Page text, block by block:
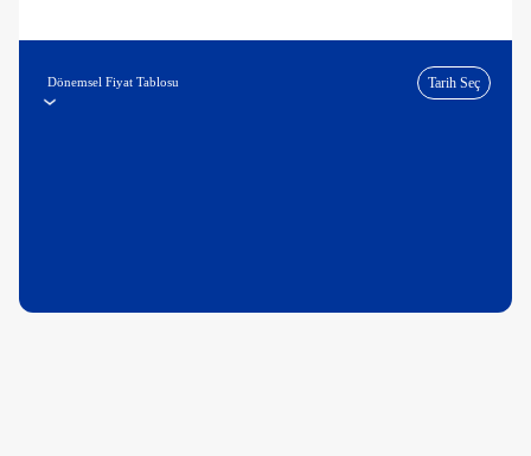
Dönemsel Fiyat Tablosu Tarih Seç